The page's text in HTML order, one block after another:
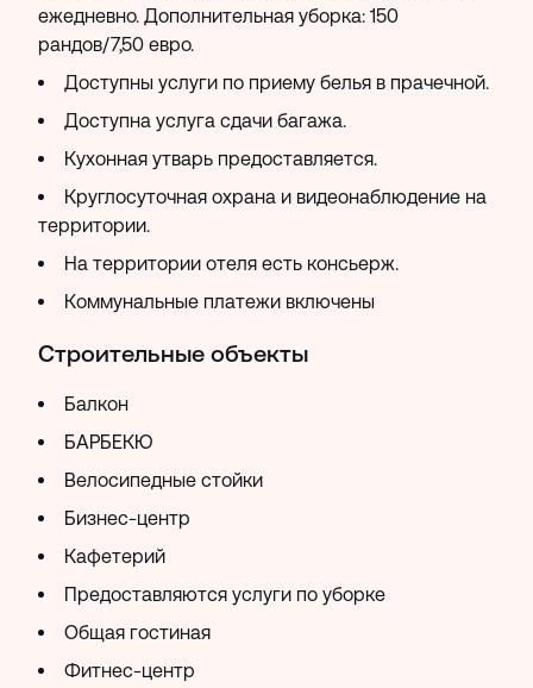
ежедневно. Дополнительная уборка: 150
рандов/7,50 евро.
Доступны услуги по приему белья в прачечной.
Доступна услуга сдачи багажа.
Кухонная утварь предоставляется.
Круглосуточная охрана и видеонаблюдение на
территории.
На территории отеля есть консьерж.
Коммунальные платежи включены
Строительные объекты
Балкон
БАРБЕКЮ
Велосипедные стойки
Бизнес-центр
Кафетерий
Предоставляются услуги по уборке
Общая гостиная
Фитнес-центр